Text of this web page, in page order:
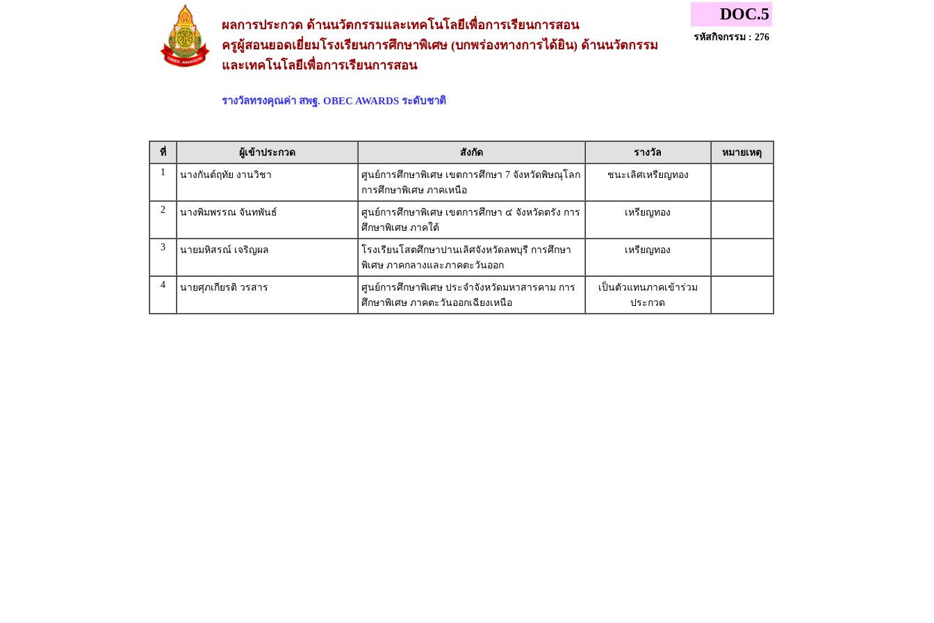
ผลการประกวด ด้านนวัตกรรมและเทคโนโลยีเพื่อการเรียนการสอน
ครูผู้สอนยอดเยี่ยมโรงเรียนการศึกษาพิเศษ (บกพร่องทางการได้ยิน) ด้านนวัตกรรม
และเทคโนโลยีเพื่อการเรียนการสอน
รางวัลทรงคุณค่า สพฐ. OBEC AWARDS ระดับชาติ
DOC.5
รหัสกิจกรรม : 276
ที่ ผู้เข้าประกวด สังกัด รางวัล
หมายเหตุ
1
นางกันต์ฤทัย งานวิชา
ศูนย์การศึกษาพิเศษ เขตการศึกษา 7 จังหวัดพิษณุโลก
การศึกษาพิเศษ ภาคเหนือ
ชนะเลิศเหรียญทอง
2 นางพิมพรรณ จันทพันธ์
ศูนย์การศึกษาพิเศษ เขตการศึกษา ๔ จังหวัดตรัง การ
ศึกษาพิเศษ ภาคใต้
เหรียญทอง
3 นายมหิสรณ์ เจริญผล
โรงเรียนโสตศึกษาปานเลิศจังหวัดลพบุรี การศึกษา
พิเศษ ภาคกลางและภาคตะวันออก
เหรียญทอง
4 นายศุภเกียรติ วรสาร
ศูนย์การศึกษาพิเศษ ประจำจังหวัดมหาสารคาม การ
ศึกษาพิเศษ ภาคตะวันออกเฉียงเหนือ
เป็นตัวแทนภาคเข้าร่วม
ประกวด